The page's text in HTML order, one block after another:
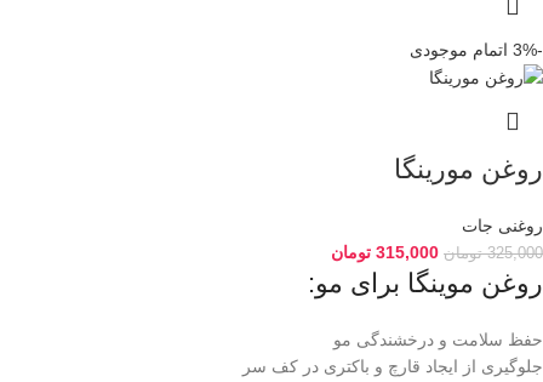
-3% اتمام موجودی
روغن مورینگا
روغنی جات
325,000 تومان 315,000 تومان
روغن موینگا برای مو:
حفظ سلامت و درخشندگی مو
جلوگیری از ایجاد قارچ و باکتری در کف سر